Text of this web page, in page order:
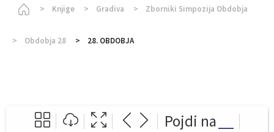
Homepage
Knjige Gradiva Zborniki Simpozija Obdobja
Obdobja 28 28. OBDOBJA
Pojdi na